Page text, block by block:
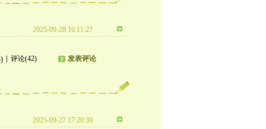
2025-09-28 16:11:27
评论(42) 发表评论
2025-09-27 17:20:39